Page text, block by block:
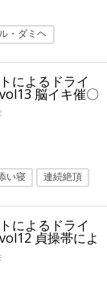
・ダミヘ
ンス・暗示
続絶頂
ル
によるドライ
脳イキ催〇
い寝 連続絶頂
によるドライ
貞操帯によ